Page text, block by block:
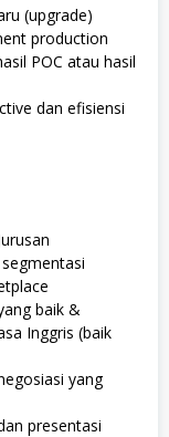
(upgrade)
production
POC atau hasil
dan efisiensi
baik &
Inggris (baik
yang
presentasi